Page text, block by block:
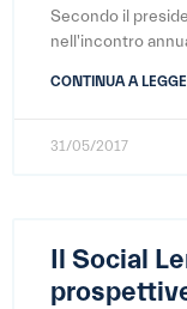
Secondo il
nell'incontro
CONTINUA A
31/05/2017
Il Social